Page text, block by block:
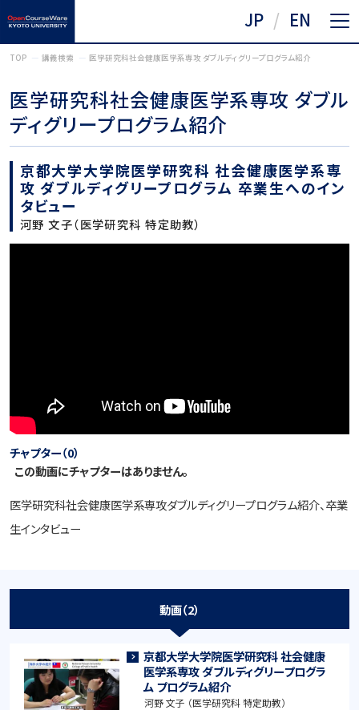
JP EN
TOP 講義検索 医学研究科社会健康医学系専攻 ダブルディグリープログラム紹介
医学研究科社会健康医学系専攻 ダブル
ディグリープログラム紹介
京都大学大学院医学研究科 社会健康医学系専
攻 ダブルディグリープログラム 卒業生へのイン
タビュー
河野 文子（医学研究科 特定助教）
チャプター（0）
この動画にチャプターはありません。
医学研究科社会健康医学系専攻ダブルディグリープログラム紹介、卒業
生インタビュー
動画（2）
京都大学大学院医学研究科 社会健康
医学系専攻 ダブルディグリープログラ
ム プログラム紹介
河野 文子 （医学研究科 特定助教）